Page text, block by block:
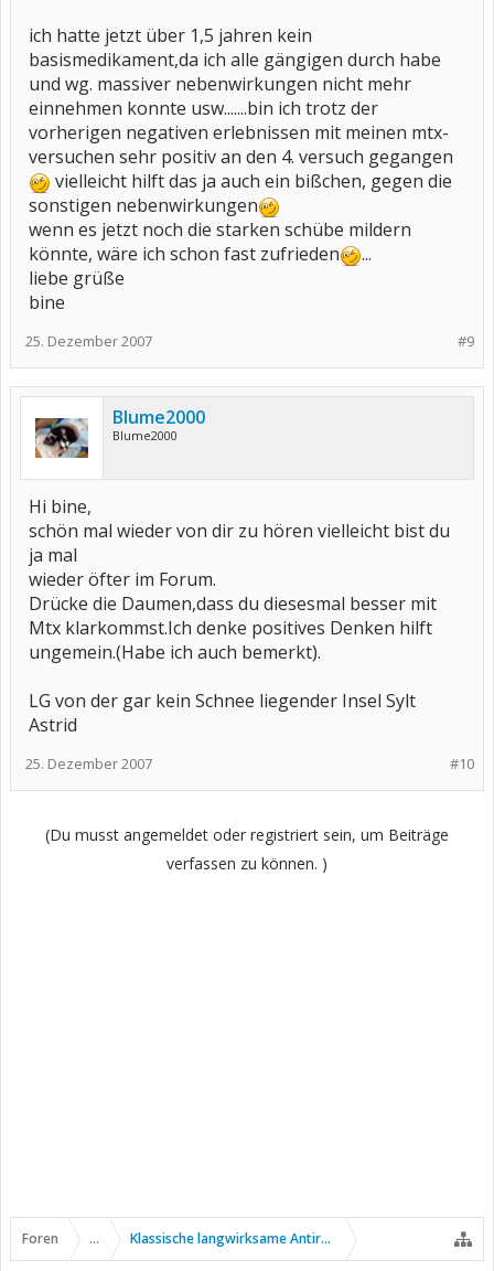
ich hatte jetzt über 1,5 jahren kein
basismedikament,da ich alle gängigen durch habe
und wg. massiver nebenwirkungen nicht mehr
einnehmen konnte usw.......bin ich trotz der
vorherigen negativen erlebnissen mit meinen mtx-
versuchen sehr positiv an den 4. versuch gegangen
vielleicht hilft das ja auch ein bißchen, gegen die
sonstigen nebenwirkungen
wenn es jetzt noch die starken schübe mildern
könnte, wäre ich schon fast zufrieden
...
liebe grüße
bine
#9
25. Dezember 2007
Blume2000
Blume2000
Hi bine,
schön mal wieder von dir zu hören vielleicht bist du
ja mal
wieder öfter im Forum.
Drücke die Daumen,dass du diesesmal besser mit
Mtx klarkommst.Ich denke positives Denken hilft
ungemein.(Habe ich auch bemerkt).
LG von der gar kein Schnee liegender Insel Sylt
Astrid
#10
25. Dezember 2007
(Du musst angemeldet oder registriert sein, um Beiträge
verfassen zu können. )
Foren ... Klassische langwirksame Antirheumatika